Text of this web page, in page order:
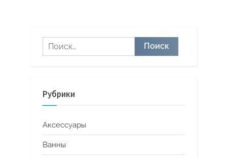
Найти:
Рубрики
Аксессуары
Ванны